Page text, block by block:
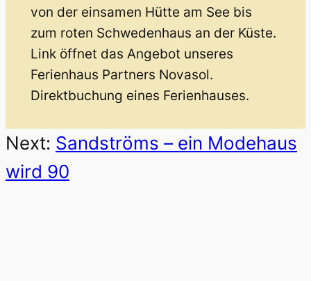
von der einsamen Hütte am See bis
zum roten Schwedenhaus an der Küste.
Link öffnet das Angebot unseres
Ferienhaus Partners Novasol.
Direktbuchung eines Ferienhauses.
Next: Sandströms – ein Modehaus
wird 90